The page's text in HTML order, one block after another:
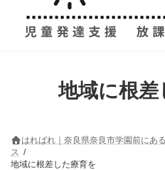
地域に根差
はればれ｜奈良県奈良市学園前にあ
ス
地域に根差した療育を